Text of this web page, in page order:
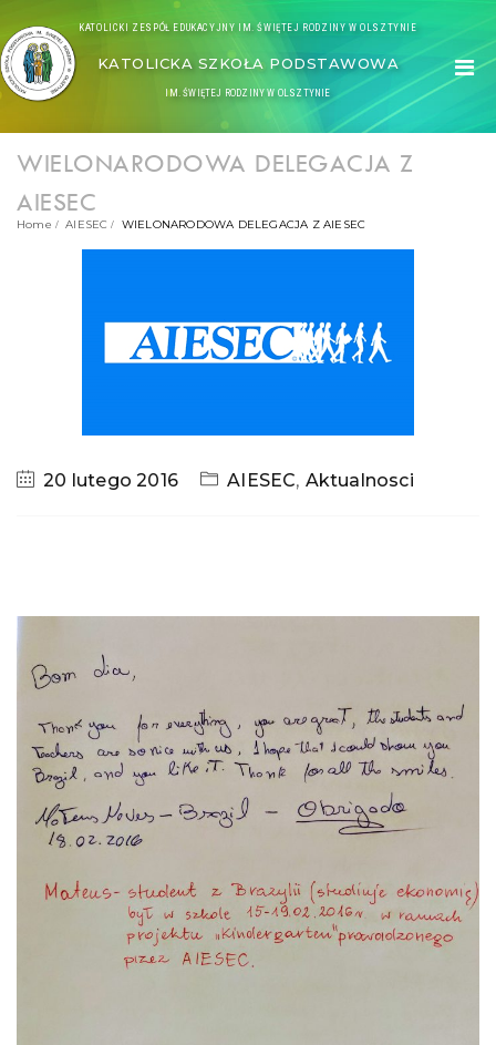
KATOLICKI ZESPÓŁ EDUKACYJNY IM. ŚWIĘTEJ RODZINY W OLSZTYNIE
KATOLICKA SZKOŁA PODSTAWOWA
IM. ŚWIĘTEJ RODZINY W OLSZTYNIE
WIELONARODOWA DELEGACJA Z
AIESEC
Home AIESEC WIELONARODOWA DELEGACJA Z AIESEC
20 lutego 2016 AIESEC, Aktualnosci